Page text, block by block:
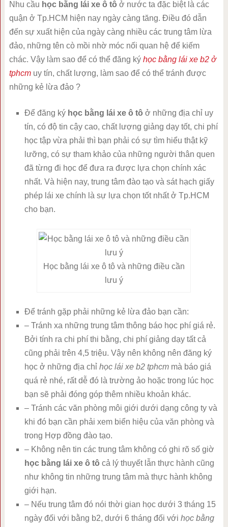
Nhu cầu học bằng lái xe ô tô ở nước ta đặc biệt là các
quận ở Tp.HCM hiện nay ngày càng tăng. Điều đó dẫn
đến sự xuất hiện của ngày càng nhiều các trung tâm lừa
đảo, những tên cò mồi nhờ móc nối quan hệ để kiếm
chác. Vậy làm sao để có thể đăng ký học bằng lái xe b2 ở
tphcm uy tín, chất lượng, làm sao để có thể tránh được
những kẻ lừa đảo ?
Để đăng ký học bằng lái xe ô tô ở những địa chỉ uy
tín, có độ tin cậy cao, chất lượng giảng dạy tốt, chi phí
học tập vừa phải thì bạn phải có sự tìm hiểu thật kỹ
lưỡng, có sự tham khảo của những người thân quen
đã từng đi học để đưa ra được lựa chọn chính xác
nhất. Và hiện nay, trung tâm đào tạo và sát hạch giấy
phép lái xe chính là sự lựa chọn tốt nhất ở Tp.HCM
cho bạn.
Học bằng lái xe ô tô và những điều cần
lưu ý
Để tránh gặp phải những kẻ lừa đảo bạn cần:
– Tránh xa những trung tâm thông báo học phí giá rẻ.
Bởi tính ra chi phí thi bằng, chi phí giảng dạy tất cả
cũng phải trên 4,5 triệu. Vậy nên không nên đăng ký
học ở những địa chỉ học lái xe b2 tphcm mà báo giá
quá rẻ nhé, rất dễ đó là trường ảo hoặc trong lúc học
bạn sẽ phải đóng góp thêm nhiều khoản khác.
– Tránh các văn phòng môi giới dưới dạng công ty và
khi đó bạn cần phải xem biển hiệu của văn phòng và
trong Hợp đồng đào tạo.
– Không nên tin các trung tâm không có ghi rõ số giờ
học bằng lái xe ô tô cả lý thuyết lẫn thực hành cũng
như không tin những trung tâm mà thực hành không
giới hạn.
– Nếu trung tâm đó nói thời gian học dưới 3 tháng 15
ngày đối với bằng b2, dưới 6 tháng đối với học bằng